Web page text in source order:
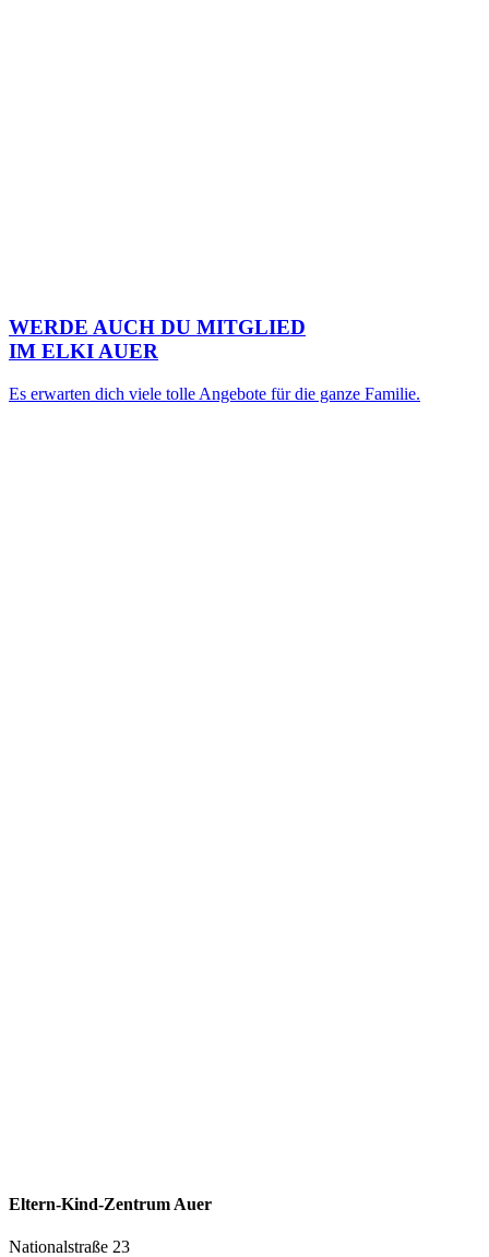
WERDE AUCH DU MITGLIED
IM ELKI AUER
Es erwarten dich viele tolle Angebote für die ganze Familie.
Eltern-Kind-Zentrum Auer
Nationalstraße 23